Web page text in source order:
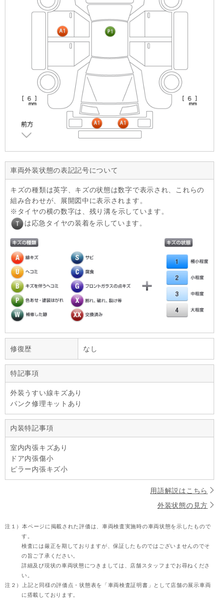
車両外装状態の表記記号について
キズの種類は英字、キズの状態は数字で表示され、これらの
組み合わせが、展開図中に表示されます。
タイヤの横の数字は、残り溝を示しています。
は応急タイヤの装着を示しています。
修復歴 なし
特記事項
外装うすい線キズあり
パンク修理キットあり
内装特記事項
室内内張キズあり
ドア内張傷小
ピラー内張キズ小
用語解説はこちら
外装状態の見方
注１）本ページに掲載された評価は、車両検査実施時の車両状態を示したもので
す。
検査には厳正を期しておりますが、保証したものではございませんのでそ
の旨ご了承ください。
詳細及び現状の車両状態につきましては、店舗スタッフまでお尋ねくださ
い。
注２）
上記と同様の評価点・状態表を「車両検査証明書」として店舗の展示車両
に搭載しております。